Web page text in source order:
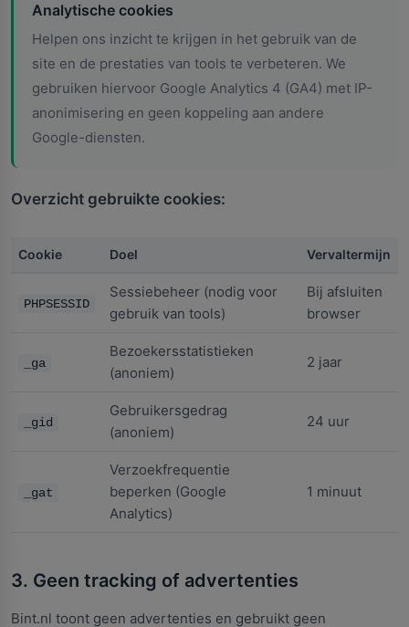
Analytische cookies
Helpen ons inzicht te krijgen in het gebruik van de
site en de prestaties van tools te verbeteren. We
gebruiken hiervoor Google Analytics 4 (GA4) met IP-
anonimisering en geen koppeling aan andere
Google-diensten.
Overzicht gebruikte cookies:
Cookie Doel Vervaltermijn
PHPSESSID
Sessiebeheer (nodig voor
gebruik van tools)
Bij afsluiten
browser
_ga
Bezoekersstatistieken
(anoniem)
2 jaar
_gid
Gebruikersgedrag
(anoniem)
24 uur
_gat
Verzoekfrequentie
beperken (Google
Analytics)
1 minuut
3. Geen tracking of advertenties
Bint.nl toont geen advertenties en gebruikt geen